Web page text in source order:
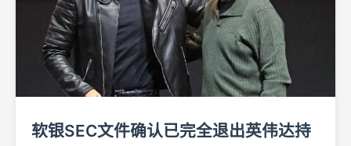
软银SEC文件确认已完全退出英伟达持